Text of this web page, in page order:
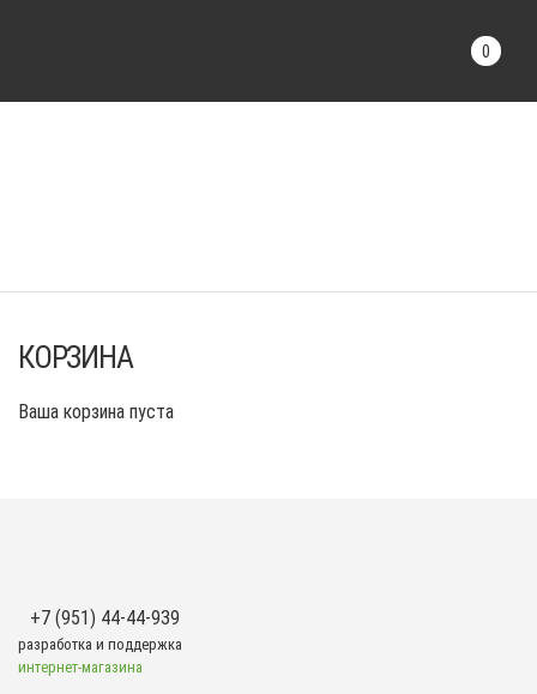
0
КОРЗИНА
Ваша корзина пуста
+7 (951) 44-44-939
разработка и поддержка
интернет-магазина